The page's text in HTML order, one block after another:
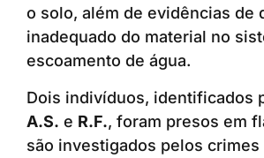
o solo, além de evidências de
inadequado do material no
escoamento de água.
Dois indivíduos, identificados
A.S. e R.F., foram presos em
são investigados pelos crimes